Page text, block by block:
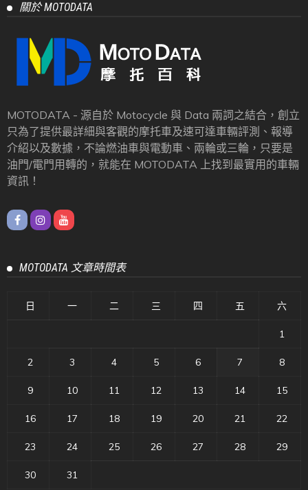
關於 MOTODATA
MOTODATA - 源自於 Motocycle 與 Data 兩詞之結合，創立
只為了提供最詳細與客觀的摩托車及速可達車輛評測、報導
介紹以及數據，不論燃油車與電動車、兩輪或三輪，只要是
油門/電門用轉的，就能在 MOTODATA 上找到最實用的車輛
資訊！
MOTODATA 文章時間表
日 一 二 三 四 五 六
1
2 3 4 5 6 7 8
9 10 11 12 13 14 15
16 17 18 19 20 21 22
23 24 25 26 27 28 29
30 31